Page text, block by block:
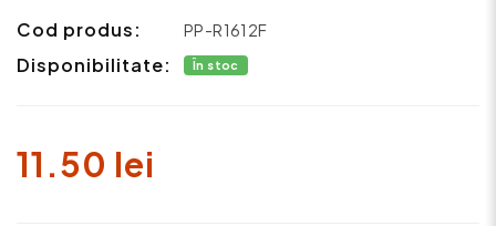
Cod produs: PP-R1612F
Disponibilitate: În stoc
11.50 lei